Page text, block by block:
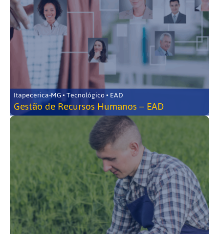
Itapecerica-MG • Tecnológico • EAD
Gestão de Recursos Humanos – EAD